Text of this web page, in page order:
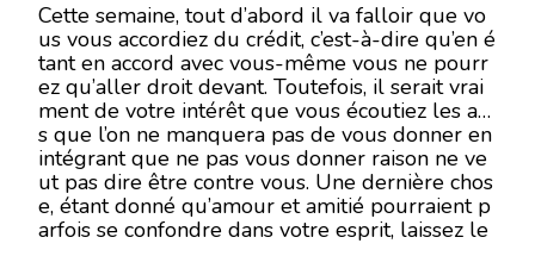
Cette semaine, tout d’abord il va falloir que vo
us vous accordiez du crédit, c’est-à-dire qu’en é
tant en accord avec vous-même vous ne pourr
ez qu’aller droit devant. Toutefois, il serait vrai
ment de votre intérêt que vous écoutiez les avi
s que l’on ne manquera pas de vous donner en
intégrant que ne pas vous donner raison ne ve
ut pas dire être contre vous. Une dernière chos
e, étant donné qu’amour et amitié pourraient p
arfois se confondre dans votre esprit, laissez le